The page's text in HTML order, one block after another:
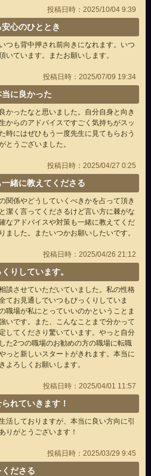
投稿日時：2025/10/04 9:39
心のひととき
つも背中押され前向きになれます。いつ
いています。またお願いします。
投稿日時：2025/07/09 19:34
に良かった
かったなと思いました。自分自身と向き
からのアドバイスですごく気持ちがスッ
時にはぜひもう一度先生に見てもらおう
とうございました。
投稿日時：2025/04/27 0:25
緒に教えてくださる
関係やどうしていくべきかを占って頂き
潔く言ってくださるけど言い方に棘がな
なアドバイスや対策も一緒に教えてくだ
ました。またいつかお願いしたいです。
投稿日時：2025/04/26 21:12
りしています。
談させていただいていました。私の性格
てお見通しでいつもびっくりしていま
職場が私にとっていいのかということま
いです。また、こんなことまで分かって
してくださり驚いています。やっと自分
た2つの職場のお勧めの方の職場に転職
っと新しいスタートがきれます。本当に
よろしくお願いします。
投稿日時：2025/04/01 11:57
れていきます！
活しておりますが、本当に良い方向に引
りがとうございます！
投稿日時：2025/03/29 9:45
ださる